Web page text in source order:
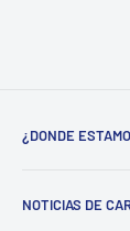
¿DONDE
NOTICIAS DE